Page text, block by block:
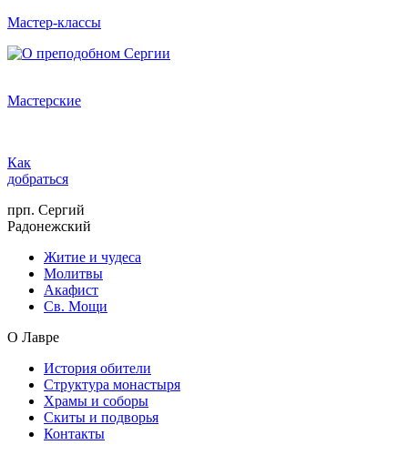
Мастер-классы
Мастерские
Как
добраться
прп. Сергий
Радонежский
Житие и чудеса
Молитвы
Акафист
Св. Мощи
О Лавре
История обители
Структура монастыря
Храмы и соборы
Скиты и подворья
Контакты